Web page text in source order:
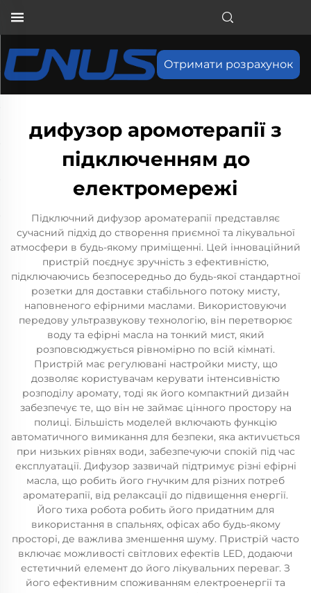
Отримати розрахунок
дифузор аромотерапії з
підключенням до
електромережі
Підключний дифузор ароматерапії представляє
сучасний підхід до створення приємної та лікувальної
атмосфери в будь-якому приміщенні. Цей інноваційний
пристрій поєднує зручність з ефективністю,
підключаючись безпосередньо до будь-якої стандартної
розетки для доставки стабільного потоку мисту,
наповненого ефірними маслами. Використовуючи
передову ультразвукову технологію, він перетворює
воду та ефірні масла на тонкий мист, який
розповсюджується рівномірно по всій кімнаті.
Пристрій має регулювані настройки мисту, що
дозволяє користувачам керувати інтенсивністю
розподілу аромату, тоді як його компактний дизайн
забезпечує те, що він не займає цінного простору на
полиці. Більшість моделей включають функцію
автоматичного вимикання для безпеки, яка актиvuється
при низьких рівнях води, забезпечуючи спокій під час
експлуатації. Дифузор зазвичай підтримує різні ефірні
масла, що робить його гнучким для різних потреб
ароматерапії, від релаксації до підвищення енергії.
Його тиха робота робить його придатним для
використання в спальнях, офісах або будь-якому
просторі, де важлива зменшення шуму. Пристрій часто
включає можливості світлових ефектів LED, додаючи
естетичний елемент до його лікувальних переваг. З
його ефективним споживанням електроенергії та